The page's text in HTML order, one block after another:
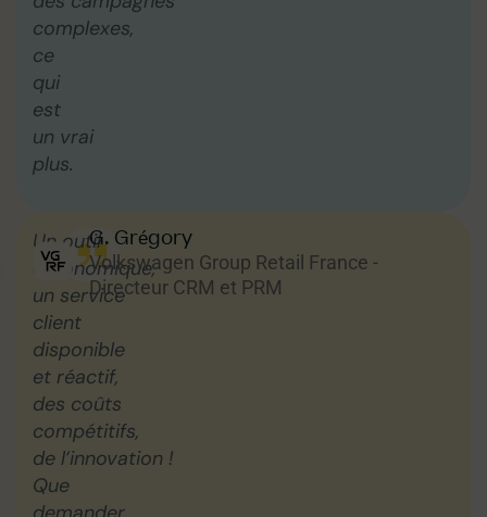
complexes,
ce
qui
est
un vrai
plus.
Un outil
ergonomique,
un service
client
disponible
et réactif,
des coûts
compétitifs,
de l’innovation !
Que
G. Grégory
Volkswagen Group Retail France -
Directeur CRM et PRM